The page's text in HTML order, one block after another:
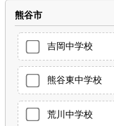
熊谷市
吉岡中学校
熊谷東中学校
荒川中学校